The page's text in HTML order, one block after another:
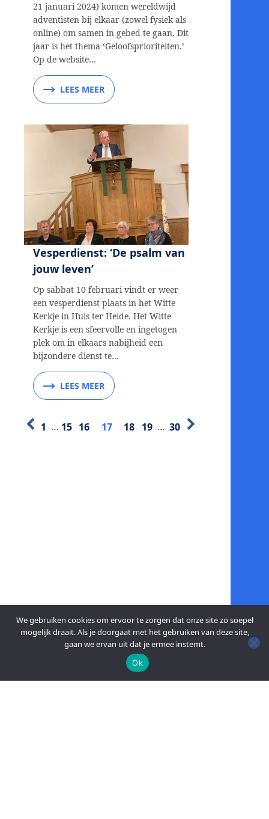
21 januari 2024) komen wereldwijd
adventisten bij elkaar (zowel fysiek als
online) om samen in gebed te gaan. Dit
jaar is het thema ‘Geloofsprioriteiten.’
Op de website…
LEES MEER
Vesperdienst: ‘De psalm van
jouw leven’
Op sabbat 10 februari vindt er weer
een vesperdienst plaats in het Witte
Kerkje in Huis ter Heide. Het Witte
Kerkje is een sfeervolle en ingetogen
plek om in elkaars nabijheid een
bijzondere dienst te…
LEES MEER
1 … 15 16 17 18 19 … 30
We gebruiken cookies om ervoor te zorgen dat onze site zo soepel
mogelijk draait. Als je doorgaat met het gebruiken van deze site,
gaan we ervan uit dat je ermee instemt.
Ok